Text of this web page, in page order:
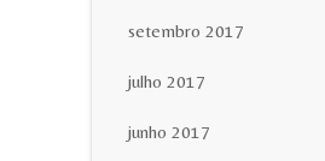
setembro 2017
julho 2017
junho 2017